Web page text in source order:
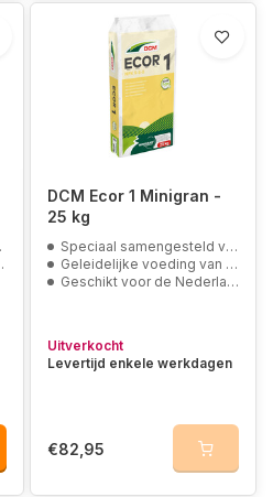
DCM Ecor 1 Minigran -
25 kg
Speciaal samengesteld voor biologische bemesting van landbouwgronden en tuinen
Geleidelijke voeding van de bodem
Geschikt voor de Nederlandse biologische landbouw
Uitverkocht
Levertijd enkele werkdagen
€82,95